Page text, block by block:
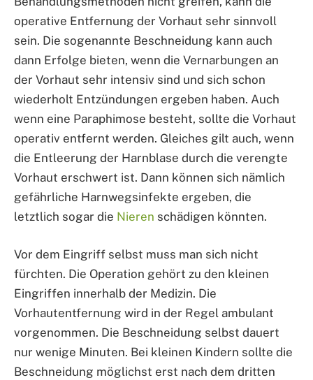
operative Entfernung der Vorhaut sehr sinnvoll
sein. Die sogenannte Beschneidung kann auch
dann Erfolge bieten, wenn die Vernarbungen an
der Vorhaut sehr intensiv sind und sich schon
wiederholt Entzündungen ergeben haben. Auch
wenn eine Paraphimose besteht, sollte die Vorhaut
operativ entfernt werden. Gleiches gilt auch, wenn
die Entleerung der Harnblase durch die verengte
Vorhaut erschwert ist. Dann können sich nämlich
gefährliche Harnwegsinfekte ergeben, die
letztlich sogar die Nieren schädigen könnten.
Vor dem Eingriff selbst muss man sich nicht
fürchten. Die Operation gehört zu den kleinen
Eingriffen innerhalb der Medizin. Die
Vorhautentfernung wird in der Regel ambulant
vorgenommen. Die Beschneidung selbst dauert
nur wenige Minuten. Bei kleinen Kindern sollte die
Beschneidung möglichst erst nach dem dritten